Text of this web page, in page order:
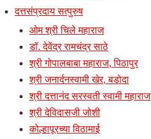
दत्तसंप्रदाय सत्पुरुष
ओम श्री चिले महाराज
डॉ. देवेंद्र रामचंद्र साठे
श्री गोपालबाबा महाराज, पिठापुर
श्री जनार्दनस्वामी खेर, बडोदा
श्री दत्तानंद सरस्वती स्वामी महाराज
श्री देविदासजी जोशी
कोल्हापूरच्या विठामाई